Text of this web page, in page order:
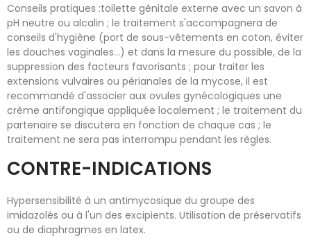
Conseils pratiques :toilette génitale externe avec un savon à
pH neutre ou alcalin ; le traitement s'accompagnera de
conseils d'hygiène (port de sous-vêtements en coton, éviter
les douches vaginales...) et dans la mesure du possible, de la
suppression des facteurs favorisants ; pour traiter les
extensions vulvaires ou périanales de la mycose, il est
recommandé d'associer aux ovules gynécologiques une
crème antifongique appliquée localement ; le traitement du
partenaire se discutera en fonction de chaque cas ; le
traitement ne sera pas interrompu pendant les règles.
CONTRE-INDICATIONS
Hypersensibilité à un antimycosique du groupe des
imidazolés ou à l'un des excipients. Utilisation de préservatifs
ou de diaphragmes en latex.